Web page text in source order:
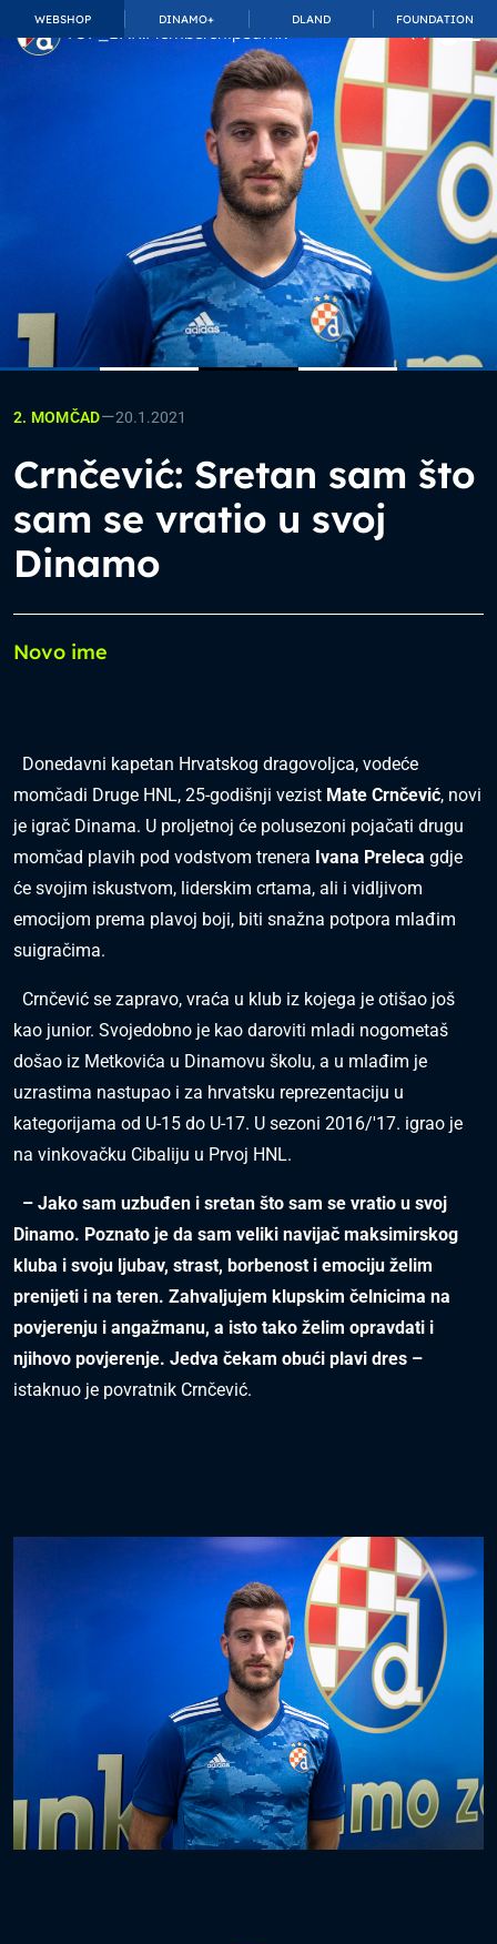
WEBSHOP DINAMO+ DLAND FOUNDATION
TOP_BAR.MembershipSuffix
2. MOMČAD—20.1.2021
Crnčević: Sretan sam što
sam se vratio u svoj
Dinamo
Novo ime
Donedavni kapetan Hrvatskog dragovoljca, vodeće
momčadi Druge HNL, 25-godišnji vezist Mate Crnčević, novi
je igrač Dinama. U proljetnoj će polusezoni pojačati drugu
momčad plavih pod vodstvom trenera Ivana Preleca gdje
će svojim iskustvom, liderskim crtama, ali i vidljivom
emocijom prema plavoj boji, biti snažna potpora mlađim
suigračima.
Crnčević se zapravo, vraća u klub iz kojega je otišao još
kao junior. Svojedobno je kao daroviti mladi nogometaš
došao iz Metkovića u Dinamovu školu, a u mlađim je
uzrastima nastupao i za hrvatsku reprezentaciju u
kategorijama od U-15 do U-17. U sezoni 2016/'17. igrao je
na vinkovačku Cibaliju u Prvoj HNL.
– Jako sam uzbuđen i sretan što sam se vratio u svoj
Dinamo. Poznato je da sam veliki navijač maksimirskog
kluba i svoju ljubav, strast, borbenost i emociju želim
prenijeti i na teren. Zahvaljujem klupskim čelnicima na
povjerenju i angažmanu, a isto tako želim opravdati i
njihovo povjerenje. Jedva čekam obući plavi dres –
istaknuo je povratnik Crnčević.